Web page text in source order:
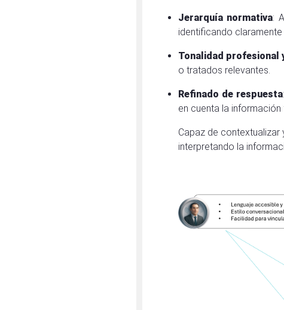
Jerarquía normativa:
identificando
Tonalidad profesional
o tratados relevantes.
Refinado de respuesta
en cuenta la información
Capaz de contextualizar
interpretando la